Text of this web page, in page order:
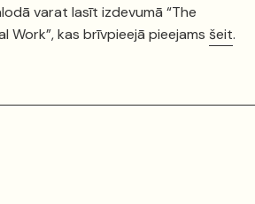
varat lasīt izdevumā “The
Work”, kas brīvpieejā pieejams šeit.